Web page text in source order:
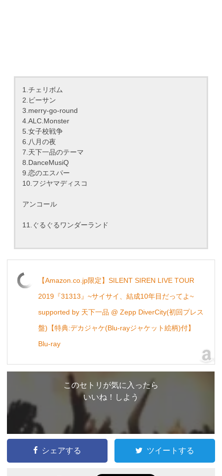
1.チェリボム
2.ビーサン
3.merry-go-round
4.ALC.Monster
5.女子校戦争
6.八月の夜
7.天下一品のテーマ
8.DanceMusiQ
9.恋のエスパー
10.フジヤマディスコ
アンコール
11.ぐるぐるワンダーランド
【Amazon.co.jp限定】SILENT SIREN LIVE TOUR
2019『31313』~サイサイ、結成10年目だってよ~
supported by 天下一品 @ Zepp DiverCity(初回プレス
盤)【特典:デカジャケ(Blu-rayジャケット絵柄)付】
Blu-ray
このセトリが気に入ったら
いいね！しよう
シェアする ツイートする